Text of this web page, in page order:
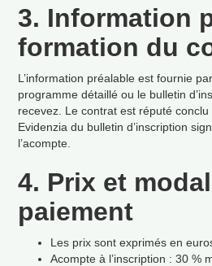
3. Information
formation du
L ’information préalable est fournie
programme détaillé ou le bulletin d’
recevez. Le contrat est réputé conclu
Evidenzia du bulletin d’inscription sign
l’acompte.
4. Prix et
paiement
Les prix sont exprimés en
Acompteà l’inscription : 30 %